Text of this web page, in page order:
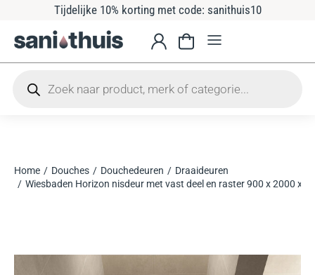
Tijdelijke 10% korting met code: sanithuis10
Je bent hier:
Home Douches Douchedeuren
Draaideuren
Wiesbaden Horizon nisdeur met vast deel en raster 900 x 2000 x